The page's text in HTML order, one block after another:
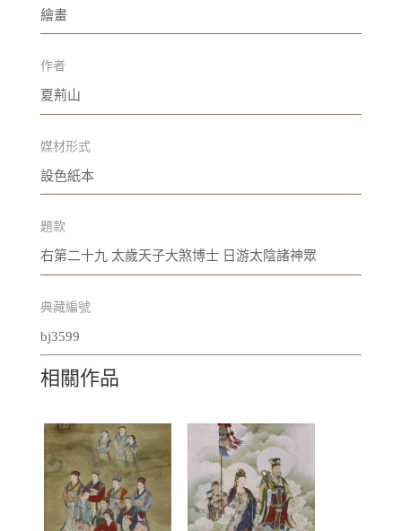
繪畫
作者
夏荊山
媒材形式
設色紙本
題款
右第二十九 太歲天子大煞博士 日游太陰諸神眾
典藏編號
bj3599
相關作品